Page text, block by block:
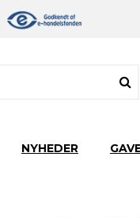
NYHEDER